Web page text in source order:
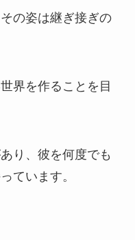
の姿は継ぎ接ぎの
界を作ることを目
り、彼を何度でも
ています。